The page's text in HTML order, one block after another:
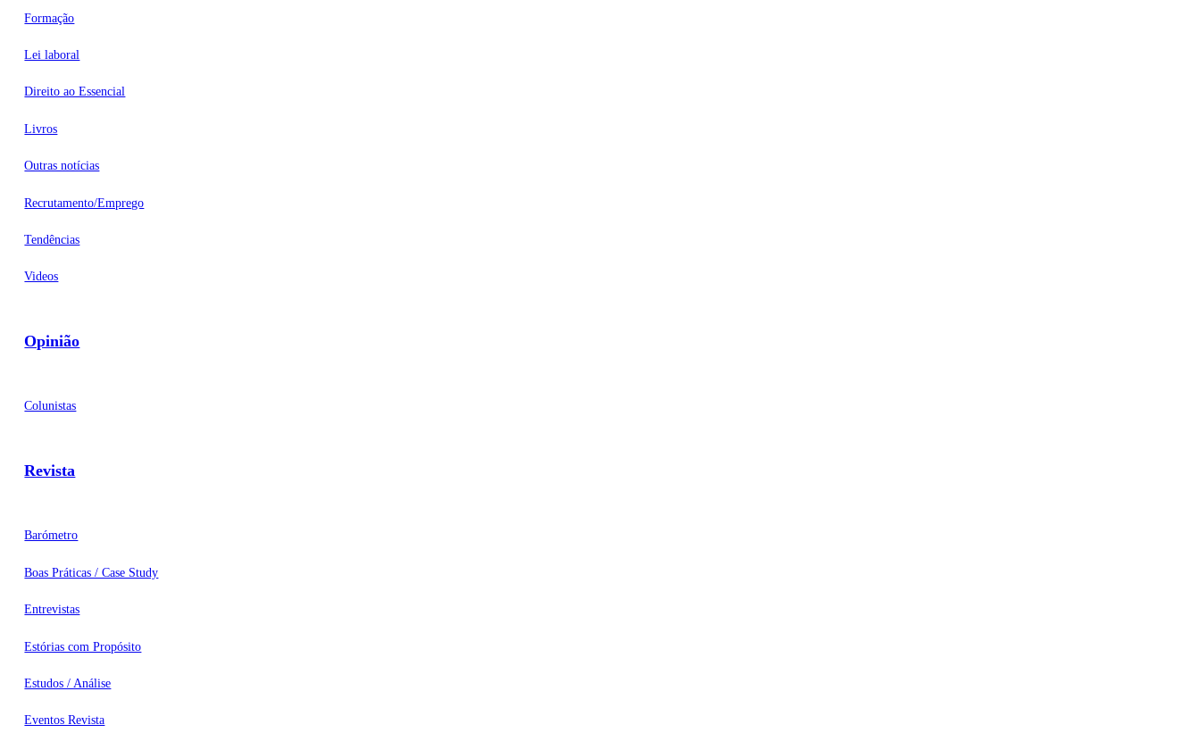
Formação
Lei laboral
Direito ao Essencial
Livros
Outras notícias
Recrutamento/Emprego
Tendências
Videos
Opinião
Colunistas
Revista
Barómetro
Boas Práticas / Case Study
Entrevistas
Estórias com Propósito
Estudos / Análise
Eventos Revista